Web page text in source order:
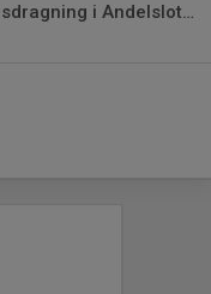
Vinn semesterpengar, halvårsdragning i Andelslotteriet!